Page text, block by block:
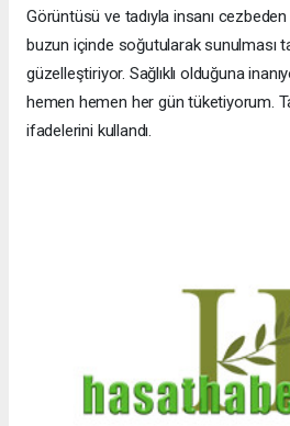
Görüntüsü ve tadıyla insanı
buzun içinde soğutularak sunulması
güzelleştiriyor. Sağlıklı olduğuna
hemen hemen her gün tüketiyorum.
ifadelerini kullandı.